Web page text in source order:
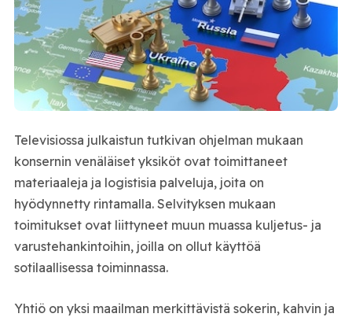
Televisiossa julkaistun tutkivan ohjelman mukaan
konsernin venäläiset yksiköt ovat toimittaneet
materiaaleja ja logistisia palveluja, joita on
hyödynnetty rintamalla. Selvityksen mukaan
toimitukset ovat liittyneet muun muassa kuljetus- ja
varustehankintoihin, joilla on ollut käyttöä
sotilaallisessa toiminnassa.
Yhtiö on yksi maailman merkittävistä sokerin, kahvin ja